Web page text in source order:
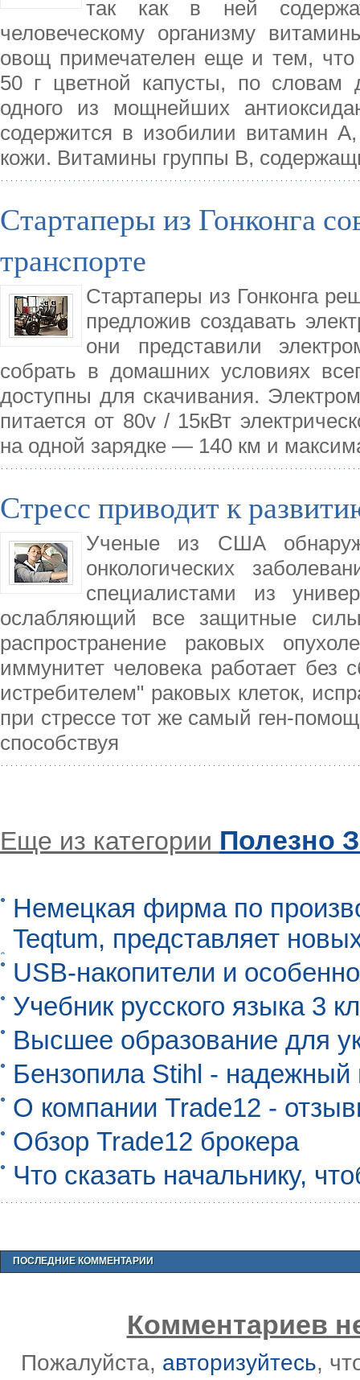
так как в ней
человеческому организму
овощ примечателен еще и тем, что
50 г цветной капусты, по словам
одного из мощнейших
содержится в изобилии витамин
кожи. Витамины группы В,
Стартаперы из Гонконга
транcпорте
Стартаперы из Гонконга
предложив создавать
они представили
собрать в домашних условиях
доступны для скачивания.
питается от 80v / 15кВт
на одной зарядке — 140 км и
Стресс приводит к
Ученые из США
онкологических
специалистами из
ослабляющий все защитные
распространение раковых
иммунитет человека работает без
истребителем" раковых клеток,
при стрессе тот же самый ген-
способствуя
Еще из категории Полезно
Немецкая фирма по
Teqtum, представляет
USB-накопители и
Учебник русского языка 3
Высшее образование для
Бензопила Stihl -
О компании Trade12 -
Обзор Trade12 брокера
Что сказать начальнику,
ПОСЛЕДНИЕ КОММЕНТАРИИ
Комментариев
Пожалуйста, авторизуйтесь,